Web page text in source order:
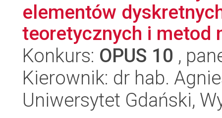
elementów
teoretycznych i metod
Konkurs: OPUS 10 ,
Kierownik: dr hab.
Uniwersytet Gdański,